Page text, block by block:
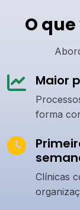
O
Maior
forma
Clínicas